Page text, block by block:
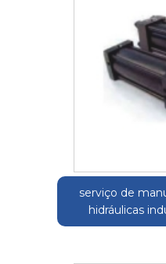
serviço de
hidráulicas